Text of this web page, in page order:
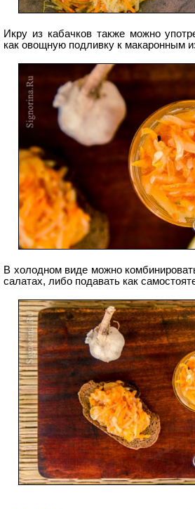
Икру из кабачков также можно
как овощную подливку к макаронным
В холодном виде можно
салатах, либо подавать как